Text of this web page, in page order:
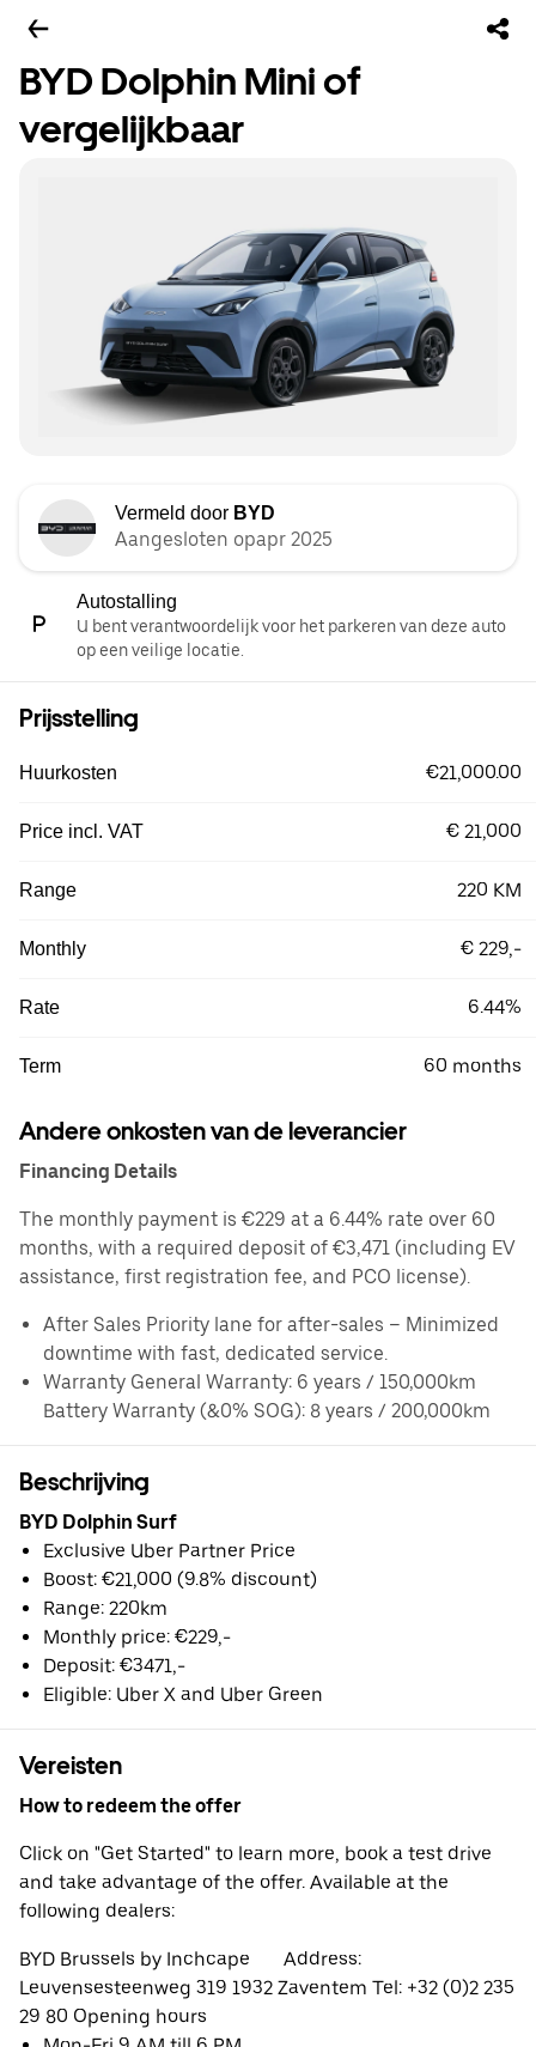
BYD Dolphin Mini of
vergelijkbaar
Vermeld door BYD
Aangesloten opapr 2025
Autostalling
U bent verantwoordelijk voor het parkeren van deze auto
op een veilige locatie.
Prijsstelling
Huurkosten €21,000.00
Price incl. VAT € 21,000
Range 220 KM
Monthly € 229,-
Rate 6.44%
Term 60 months
Andere onkosten van de leverancier
Financing Details
The monthly payment is €229 at a 6.44% rate over 60
months, with a required deposit of €3,471 (including EV
assistance, first registration fee, and PCO license).
After Sales Priority lane for after-sales – Minimized
downtime with fast, dedicated service.
Warranty General Warranty: 6 years / 150,000km
Battery Warranty (&0% SOG): 8 years / 200,000km
Beschrijving
BYD Dolphin Surf
Exclusive Uber Partner Price
Boost: €21,000 (9.8% discount)
Range: 220km
Monthly price: €229,-
Deposit: €3471,-
Eligible: Uber X and Uber Green
Vereisten
How to redeem the offer
Click on "Get Started" to learn more, book a test drive
and take advantage of the offer. Available at the
following dealers:
BYD Brussels by Inchcape Address:
Leuvensesteenweg 319 1932 Zaventem Tel: +32 (0)2 235
29 80 Opening hours